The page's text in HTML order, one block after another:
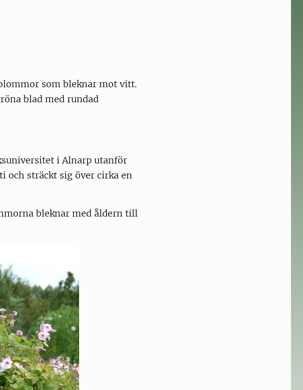
som bleknar mot vitt.
blad med rundad
i Alnarp utanför
och sträckt sig över cirka en
bleknar med åldern till